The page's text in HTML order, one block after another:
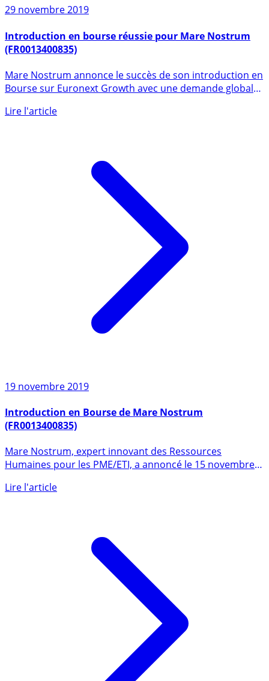
Sur le même sujet
29 novembre 2019
(FR0013400835)
Bourse sur Euronext Growth avec une demande globale
19 novembre 2019
(FR0013400835)
Humaines pour les PME/ETI, a annoncé le 15 novembre